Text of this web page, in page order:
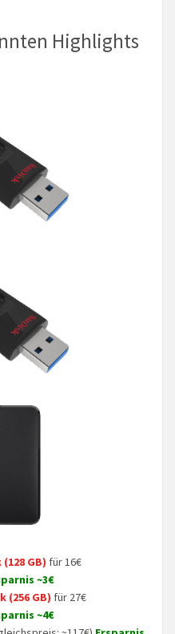
Highlights
GB) für 16€
~3€
(256 GB) für 27€
~4€